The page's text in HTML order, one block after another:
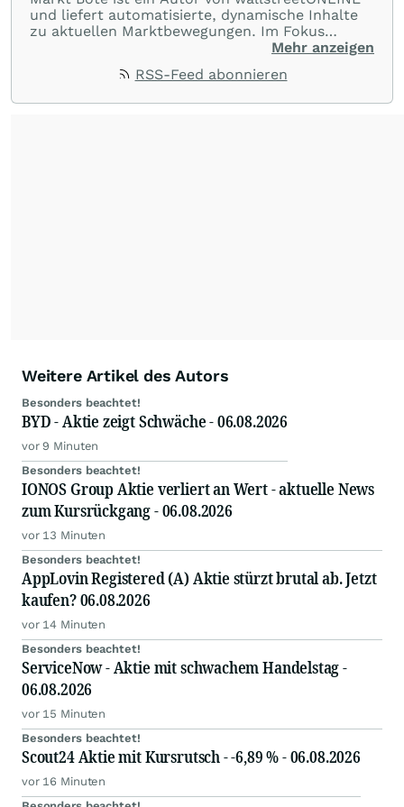
und liefert automatisierte, dynamische Inhalte
zu aktuellen Marktbewegungen. Im Fokus
stehen Tops und Flops, Branchentrends und
Rohstoffe oder Krypto – die Beiträge sind kurz,
Mehr anzeigen
RSS-Feed abonnieren
Weitere Artikel des Autors
Besonders beachtet!
BYD - Aktie zeigt Schwäche - 06.08.2026
vor 9 Minuten
Besonders beachtet!
IONOS Group Aktie verliert an Wert - aktuelle News
zum Kursrückgang - 06.08.2026
vor 13 Minuten
Besonders beachtet!
AppLovin Registered (A) Aktie stürzt brutal ab. Jetzt
kaufen? 06.08.2026
vor 14 Minuten
Besonders beachtet!
ServiceNow - Aktie mit schwachem Handelstag -
06.08.2026
vor 15 Minuten
Besonders beachtet!
Scout24 Aktie mit Kursrutsch - -6,89 % - 06.08.2026
vor 16 Minuten